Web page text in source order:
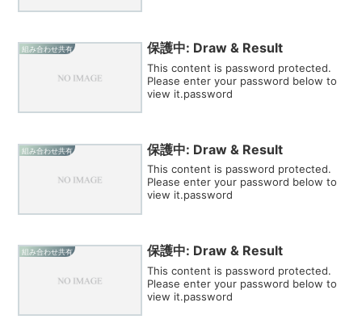
組み合わせ共有 保護中: Draw & Result
This content is password protected.
Please enter your password below to
view it.password
組み合わせ共有 保護中: Draw & Result
This content is password protected.
Please enter your password below to
view it.password
組み合わせ共有 保護中: Draw & Result
This content is password protected.
Please enter your password below to
view it.password